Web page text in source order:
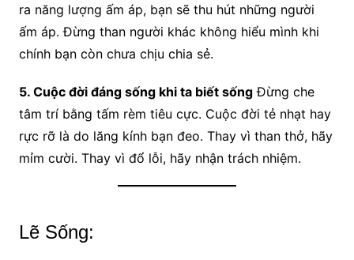
ra năng lượng ấm áp, bạn sẽ thu hút những người
ấm áp. Đừng than người khác không hiểu mình khi
chính bạn còn chưa chịu chia sẻ.
5. Cuộc đời đáng sống khi ta biết sốngĐừng che
tâm trí bằng tấm rèm tiêu cực. Cuộc đời tẻ nhạt hay
rực rỡ là do lăng kính bạn đeo. Thay vì than thở, hãy
mỉm cười. Thay vì đổ lỗi, hãy nhận trách nhiệm.
Lẽ Sống: